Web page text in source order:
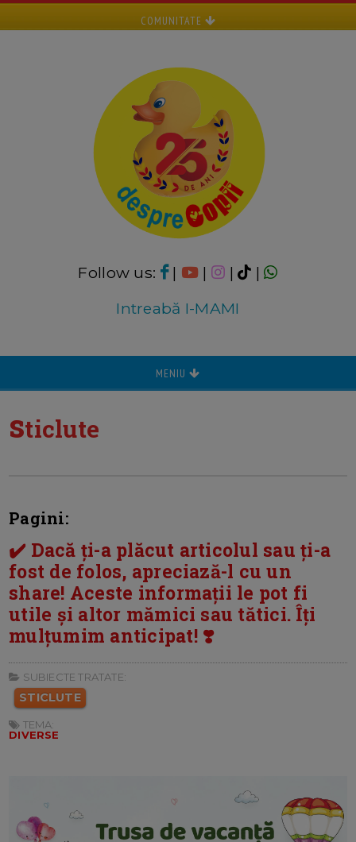
COMUNITATE
Follow us: | | |
|
Intreabă I-MAMI
MENIU
sticlute
Pagini:
✔️ Dacă ți-a plăcut articolul sau ți-a
fost de folos, apreciază-l cu un
share! Aceste informații le pot fi
utile și altor mămici sau tătici. Îți
mulțumim anticipat! ❣️
SUBIECTE TRATATE:
STICLUTE
TEMA:
DIVERSE